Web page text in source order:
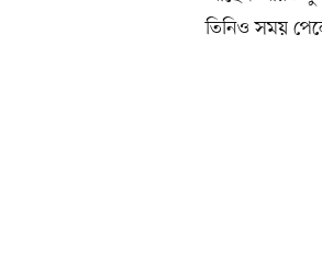
তিনিও সময়